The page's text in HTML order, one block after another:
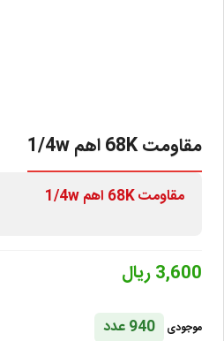
مقاومت 68K اهم 1/4w
مقاومت68K اهم 1/4w
3,600 ریال
موجودی
940 عدد